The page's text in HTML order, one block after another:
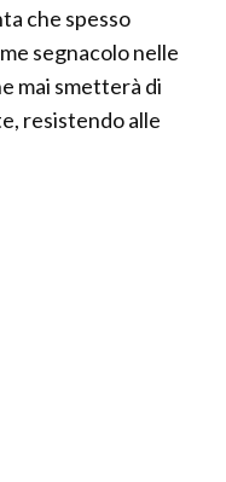
che spesso
segnacolo nelle
mai smetterà di
resistendo alle